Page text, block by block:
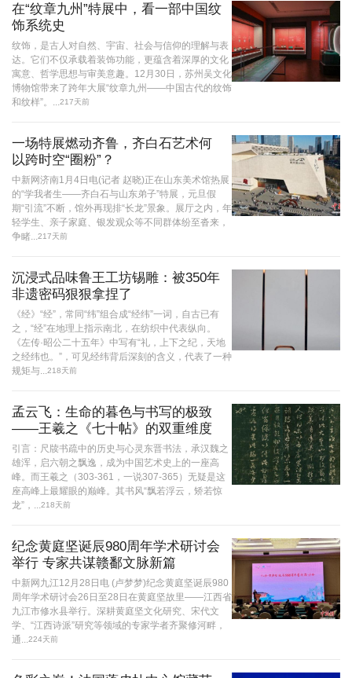
在“纹章九州”特展中，看一部中国纹
饰系统史
纹饰，是古人对自然、宇宙、社会与信仰的理解与表
达。它们不仅承载着装饰功能，更蕴含着深厚的文化
寓意、哲学思想与审美意趣。12月30日，苏州吴文化
博物馆带来了跨年大展“纹章九州——中国古代的纹饰
和纹样”。...
217天前
一场特展燃动齐鲁，齐白石艺术何
以跨时空“圈粉”？
中新网济南1月4日电(记者 赵晓)正在山东美术馆热展
的“学我者生——齐白石与山东弟子”特展，元旦假
期“引流”不断，馆外再现排“长龙”景象。展厅之内，年
轻学生、亲子家庭、银发观众等不同群体纷至沓来，
争睹...
217天前
沉浸式品味鲁王工坊锡雕：被350年
非遗密码狠狠拿捏了
《经》“经”，常同“纬”组合成“经纬”一词，自古已有
之，“经”在地理上指示南北，在纺织中代表纵向。
《左传·昭公二十五年》中写有“礼，上下之纪，天地
之经纬也。”，可见经纬背后深刻的含义，代表了一种
规矩与...
218天前
孟云飞：生命的暮色与书写的极致
——王羲之《七十帖》的双重维度
引言：尺牍书疏中的历史与心灵东晋书法，承汉魏之
雄浑，启六朝之飘逸，成为中国艺术史上的一座高
峰。而王羲之（303-361，一说307-365）无疑是这
座高峰上最耀眼的巅峰。其书风“飘若浮云，矫若惊
龙”，...
218天前
纪念黄庭坚诞辰980周年学术研讨会
举行 专家共谋赣鄱文脉新篇
中新网九江12月28日电 (卢梦梦)纪念黄庭坚诞辰980
周年学术研讨会26日至28日在黄庭坚故里——江西省
九江市修水县举行。深耕黄庭坚文化研究、宋代文
学、“江西诗派”研究等领域的专家学者齐聚修河畔，
通...
224天前